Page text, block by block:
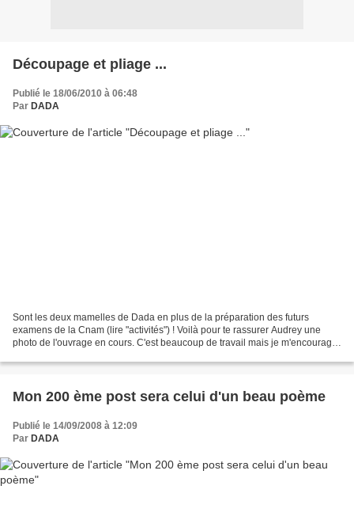
Découpage et pliage ...
Publié le 18/06/2010 à 06:48
Par DADA
Sont les deux mamelles de Dada en plus de la préparation des futurs
examens de la Cnam (lire "activités") ! Voilà pour te rassurer Audrey une
photo de l'ouvrage en cours. C'est beaucoup de travail mais je m'encourage
Mon 200 ème post sera celui d'un beau poème
Publié le 14/09/2008 à 12:09
Par DADA